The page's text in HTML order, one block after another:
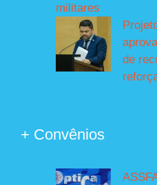
militares
de
+ Convênios